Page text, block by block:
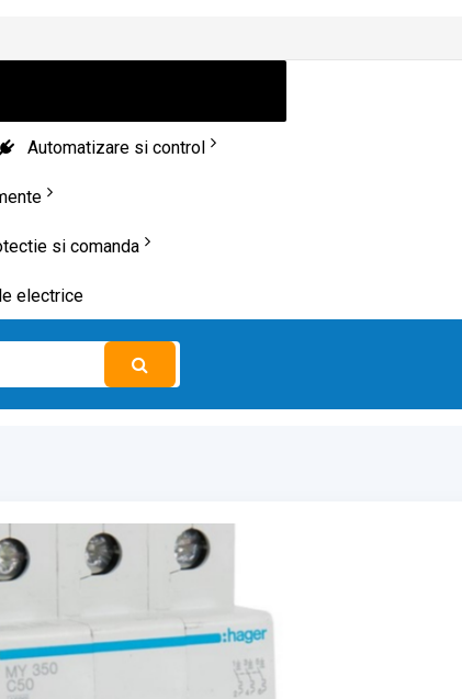
Automatizare si control
si comanda
electrice